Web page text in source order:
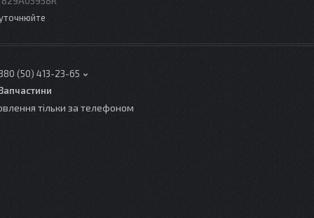
(50) 413-23-65
тільки за телефоном